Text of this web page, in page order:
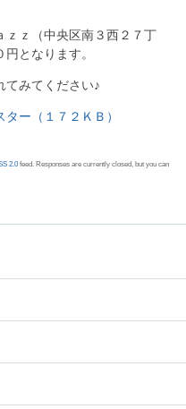
ｚ（中央区南３西２７丁
となります。
てみてください♪
ター（１７２ＫＢ）
2.0 feed. Responses are currently closed, but you can